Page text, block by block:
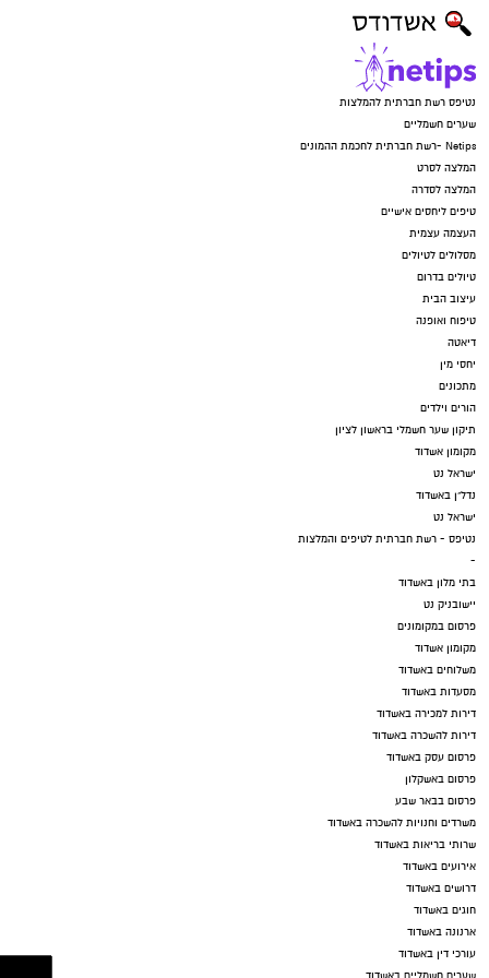
יש לכם מידע חשוב שטרם נחשף? צילומים מאירוע
חדשותי? מצאתם טעות בכתבה? נשמח שתשתפו
אותנו
נטיפס רשת חברתית להמלצות
שערים חשמליים
Netips -רשת חברתית לחכמת ההמונים
המלצה לסרט
המלצה לסדרה
טיפים ליחסים אישיים
העצמה עצמית
מסלולים לטיולים
טיולים בדרום
עיצוב הבית
טיפוח ואופנה
דיאטה
יחסי מין
מתכונים
הורים וילדים
תיקון שער חשמלי בראשון לציון
מקומון אשדוד
ישראל נט
נדל"ן באשדוד
ישראל נט
נטיפס - רשת חברתית לטיפים והמלצות
-
בתי מלון באשדוד
יישובניק נט
פרסום במקומונים
מקומון אשדוד
משלוחים באשדוד
מסעדות באשדוד
דירות למכירה באשדוד
דירות להשכרה באשדוד
פרסום עסק באשדוד
פרסום באשקלון
פרסום בבאר שבע
משרדים וחנויות להשכרה באשדוד
שרותי בריאות באשדוד
אירועים באשדוד
דרושים באשדוד
חוגים באשדוד
ארנונה באשדוד
עורכי דין באשדוד